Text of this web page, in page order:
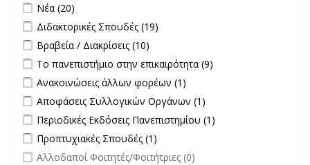
Apply Νέα filter
Νέα (20)
Apply Διδακτορικές Σπουδές filter
Διδακτορικές Σπουδές (19)
Apply Βραβεία / Διακρίσεις filter
Βραβεία / Διακρίσεις (10)
Apply Το πανεπιστήμιο στην επικαιρότητα filter
Το πανεπιστήμιο στην επικαιρότητα (9)
Apply Ανακοινώσεις άλλων φορέων filter
Ανακοινώσεις άλλων φορέων (1)
Apply Αποφάσεις Συλλογικών Οργάνων filter
Αποφάσεις Συλλογικών Οργάνων (1)
Οργάνων filter
Apply Περιοδικές Εκδόσεις Πανεπιστημίου filter
Περιοδικές Εκδόσεις Πανεπιστημίου (1)
Apply Προπτυχιακές Σπουδές filter
Προπτυχιακές Σπουδές (1)
undefined
Αλλοδαποί Φοιτητές/Φοιτήτριες (0)